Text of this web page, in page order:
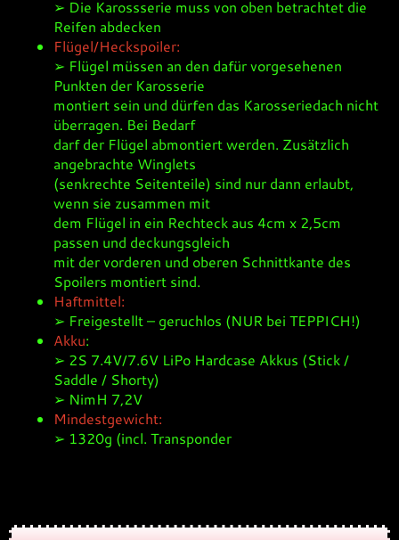
➢ Die Karossserie muss von oben betrachtet die
Reifen abdecken
Flügel/Heckspoiler:
➢ Flügel müssen an den dafür vorgesehenen
Punkten der Karosserie
montiert sein und dürfen das Karosseriedach nicht
überragen. Bei Bedarf
darf der Flügel abmontiert werden. Zusätzlich
angebrachte Winglets
(senkrechte Seitenteile) sind nur dann erlaubt,
wenn sie zusammen mit
dem Flügel in ein Rechteck aus 4cm x 2,5cm
passen und deckungsgleich
mit der vorderen und oberen Schnittkante des
Spoilers montiert sind.
Haftmittel:
➢ Freigestellt – geruchlos (NUR bei TEPPICH!)
Akku:
➢ 2S 7.4V/7.6V LiPo Hardcase Akkus (Stick /
Saddle / Shorty)
➢ NimH 7,2V
Mindestgewicht:
➢ 1320g (incl. Transponder